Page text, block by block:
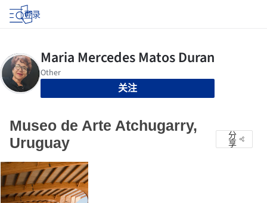
登录
关注
Museo de Arte Atchugarry,
Uruguay
分
享